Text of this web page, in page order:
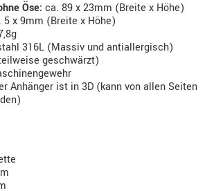
Öse: ca. 89 x 23mm (Breite x Höhe)
5 x 9mm (Breite x Höhe)
316L (Massiv und antiallergisch)
geschwärzt)
Anhänger ist in 3D (kann von allen Seiten